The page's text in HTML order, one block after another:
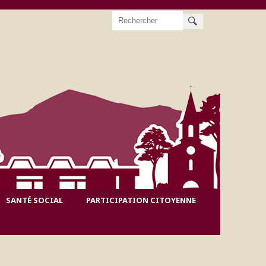
SANTÉ SOCIAL PARTICIPATION CITOYENNE